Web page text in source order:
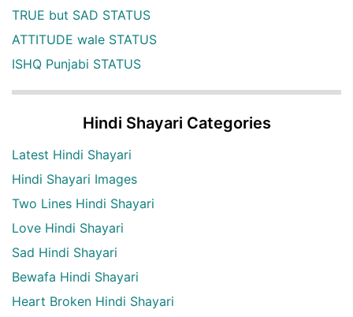
TRUE but SAD STATUS
ATTITUDE wale STATUS
ISHQ Punjabi STATUS
Hindi Shayari Categories
Latest Hindi Shayari
Hindi Shayari Images
Two Lines Hindi Shayari
Love Hindi Shayari
Sad Hindi Shayari
Bewafa Hindi Shayari
Heart Broken Hindi Shayari